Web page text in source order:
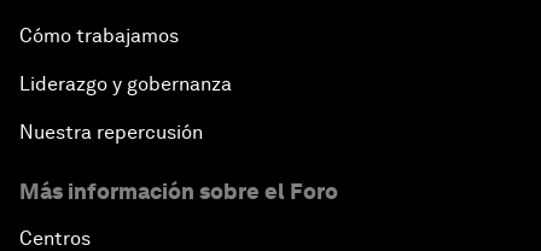
Cómo trabajamos
Liderazgo y gobernanza
Nuestra repercusión
Más información sobre el Foro
Centros